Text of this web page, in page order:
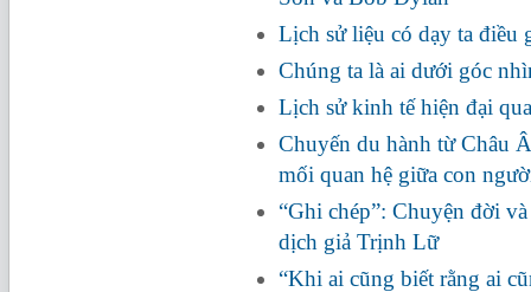
Lịch sử liệu có dạy ta điều
Chúng ta là ai dưới góc
Lịch sử kinh tế hiện đại
Chuyến du hành từ Châu
mối quan hệ giữa con
“Ghi chép”: Chuyện đời
dịch giả Trịnh Lữ
“Khi ai cũng biết rằng ai